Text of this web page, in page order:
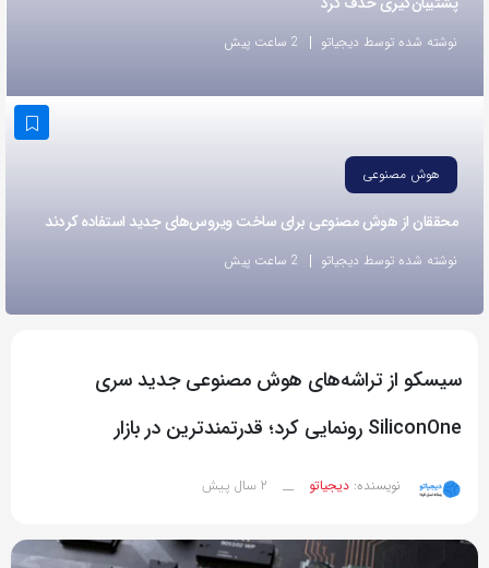
خود
اشتراک
لینک
نوشته شده توسط دیجیاتو 2 ساعت پیش
هوش مصنوعی
محققان از هوش مصنوعی برای ساخت ویروس‌های جدید استفاده کردند
نوشته شده توسط دیجیاتو 2 ساعت پیش
سیسکو از تراشه‌های هوش مصنوعی جدید سری
SiliconOne رونمایی کرد؛ قدرتمندترین در بازار
نویسنده: دیجیاتو __ 2 سال پیش